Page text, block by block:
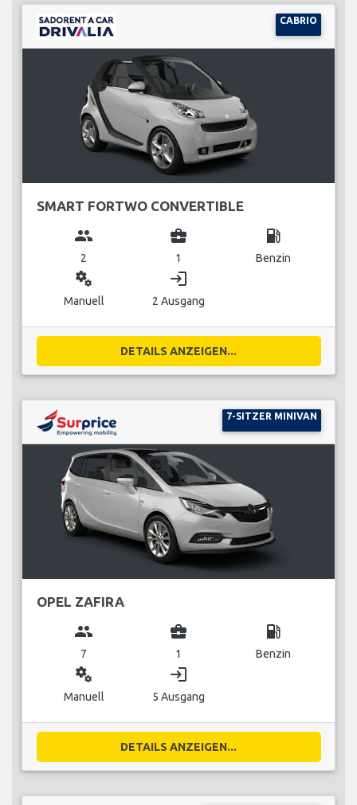
CABRIO
SMART FORTWO CONVERTIBLE
group
2
business_center
1
local_gas_station
Benzin
miscellaneous_services
Manuell
login
2 Ausgang
DETAILS ANZEIGEN...
7-SITZER MINIVAN
OPEL ZAFIRA
group
7
business_center
1
local_gas_station
Benzin
miscellaneous_services
Manuell
login
5 Ausgang
DETAILS ANZEIGEN...